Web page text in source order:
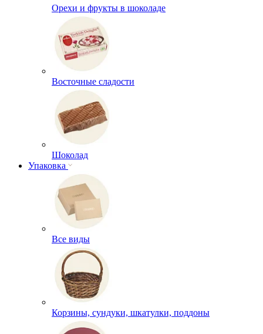
Орехи и фрукты в шоколаде
Восточные сладости
Шоколад
Упаковка
Все виды
Корзины, сундуки, шкатулки, поддоны